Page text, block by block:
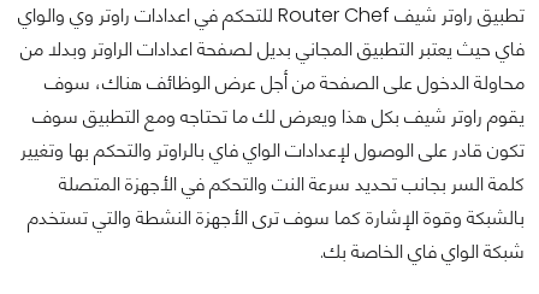
تطبيق راوتر شيف Router Chef للتحكم في اعدادات راوتر وي والواي
فاي حيث يعتبر التطبيق المجاني بديل لصفحة اعدادات الراوتر وبدلا من
محاولة الدخول على الصفحة من أجل عرض الوظائف هناك، سوف
يقوم راوتر شيف بكل هذا ويعرض لك ما تحتاجه ومع التطبيق سوف
تكون قادر على الوصول لإعدادات الواي فاي بالراوتر والتحكم بها وتغيير
كلمة السر بجانب تحديد سرعة النت والتحكم في الأجهزة المتصلة
بالشبكة وقوة الإشارة كما سوف ترى الأجهزة النشطة والتي تستخدم
شبكة الواي فاي الخاصة بك.